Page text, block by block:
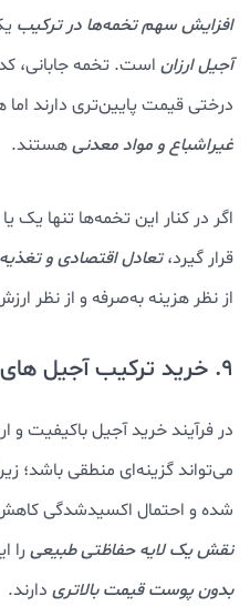
افزایش سهم تخمه‌ها در ترکیب
آجیل ارزان است. تخمه جابانی،
درختی قیمت پایین‌تری دارند اما
غیراشباع و مواد معدنیهستند.
اگر در کنار این تخمه‌ها تنها یک
قرار گیرد،تعادل اقتصادی و
از نظر هزینه به‌صرفه و از نظر
9. خرید ترکیب آجیل های پوست دار
در فرآیند خرید آجیل باکیفیت و
می‌تواند گزینه‌ای منطقی باشد؛
شده و احتمال اکسیدشدگی
نقش یک لایه حفاظتی طبیعی را
بدون پوست قیمت بالاتری دارند.